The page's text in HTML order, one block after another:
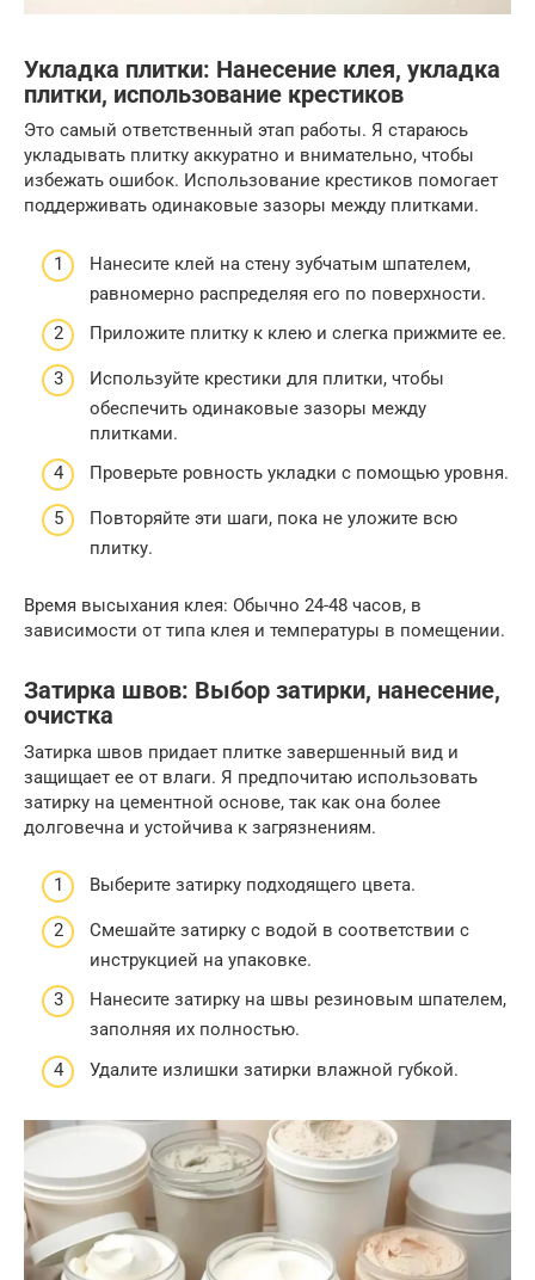
Укладка плитки: Нанесение клея, укладка
плитки, использование крестиков
Это самый ответственный этап работы. Я стараюсь
укладывать плитку аккуратно и внимательно, чтобы
избежать ошибок. Использование крестиков помогает
поддерживать одинаковые зазоры между плитками.
Нанесите клей на стену зубчатым шпателем,
равномерно распределяя его по поверхности.
Приложите плитку к клею и слегка прижмите ее.
Используйте крестики для плитки, чтобы
обеспечить одинаковые зазоры между
плитками.
Проверьте ровность укладки с помощью уровня.
Повторяйте эти шаги, пока не уложите всю
плитку.
Время высыхания клея: Обычно 24-48 часов, в
зависимости от типа клея и температуры в помещении.
Затирка швов: Выбор затирки, нанесение,
очистка
Затирка швов придает плитке завершенный вид и
защищает ее от влаги. Я предпочитаю использовать
затирку на цементной основе, так как она более
долговечна и устойчива к загрязнениям.
Выберите затирку подходящего цвета.
Смешайте затирку с водой в соответствии с
инструкцией на упаковке.
Нанесите затирку на швы резиновым шпателем,
заполняя их полностью.
Удалите излишки затирки влажной губкой.